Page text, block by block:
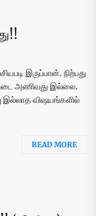
இருப்பான். நிற்பது
அணிவது இல்லை.
இல்லாத விஷயங்களில்
READ MORE